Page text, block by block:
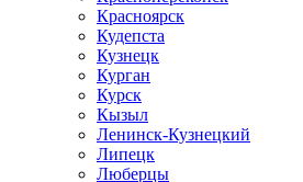
Красноярск
Кудепста
Кузнецк
Курган
Курск
Кызыл
Ленинск-Кузнецкий
Липецк
Люберцы